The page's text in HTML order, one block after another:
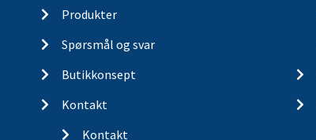
Produkter
Spørsmål og svar
Butikkonsept
Kontakt
Kontakt